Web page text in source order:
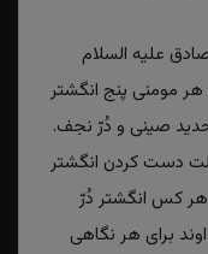
مفید است.
علیه السلام
مومنی پنج انگشتر
صینی و دُرّ نجف.
دست کردن انگشتر
انگشتر دُرّ
برای هر نگاهی